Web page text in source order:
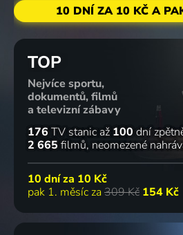
10 DNÍ ZA 10 KČ A
TOP
Nejvíce sportu,
dokumentů, filmů
a televizní zábavy
176 TV stanic až 100 dní
2 665 filmů neomezené
10 dní za 10 Kč
pak 1. měsíc za 309 Kč 154 Kč